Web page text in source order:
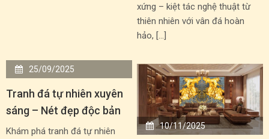
xứng – kiệt tác nghệ thuật từ
thiên nhiên với vân đá hoàn
hảo, […]
25/09/2025
Tranh đá tự nhiên xuyên
sáng – Nét đẹp độc bản
Khám phá tranh đá tự nhiên
10/11/2025